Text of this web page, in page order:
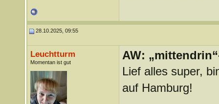
28.10.2025, 09:55
Leuchtturm
Momentan ist gut
AW:
Lief alles super,
auf Hamburg!